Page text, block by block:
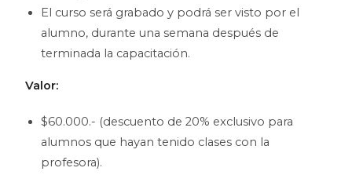
El curso será grabado y podrá ser visto por el
alumno, durante una semana después de
terminada la capacitación.
Valor:
$60.000.- (descuento de 20% exclusivo para
alumnos que hayan tenido clases con la
profesora).